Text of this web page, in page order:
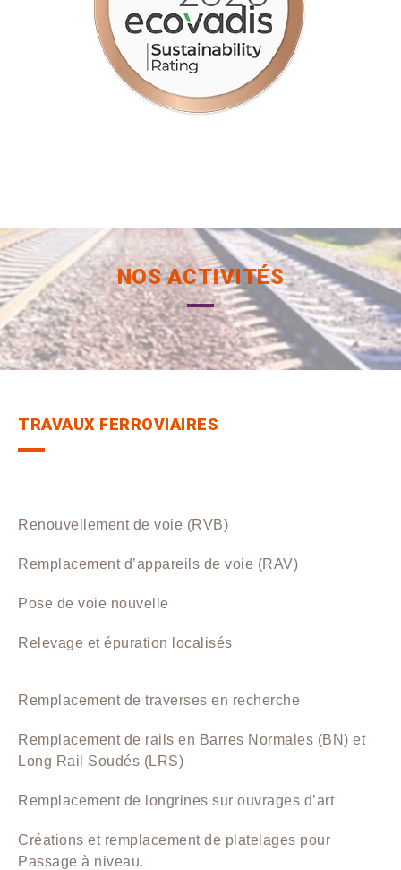
NOS ACTIVITÉS
TRAVAUX FERROVIAIRES
Renouvellement de voie (RVB)
Remplacement d’appareils de voie (RAV)
Pose de voie nouvelle
Relevage et épuration localisés
Remplacement de traverses en recherche
Remplacement de rails en Barres Normales (BN) et
Long Rail Soudés (LRS)
Remplacement de longrines sur ouvrages d’art
Créations et remplacement de platelages pour
Passage à niveau.